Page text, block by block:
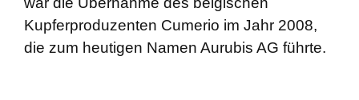
Kupferproduzenten Cumerio im Jahr 2008,
die zum heutigen Namen Aurubis AG führte.